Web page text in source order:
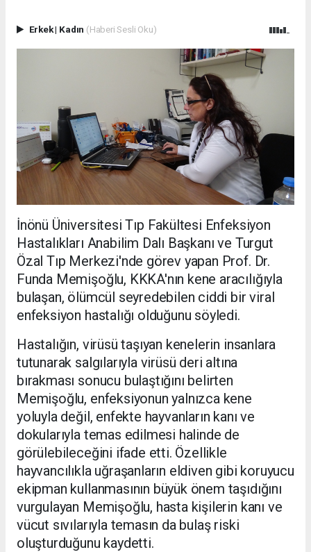
Erkek| Kadın (Haberi Sesli Oku)
İnönü Üniversitesi Tıp Fakültesi Enfeksiyon
Hastalıkları Anabilim Dalı Başkanı ve Turgut
Özal Tıp Merkezi'nde görev yapan Prof. Dr.
Funda Memişoğlu, KKKA'nın kene aracılığıyla
bulaşan, ölümcül seyredebilen ciddi bir viral
enfeksiyon hastalığı olduğunu söyledi.
Hastalığın, virüsü taşıyan kenelerin insanlara
tutunarak salgılarıyla virüsü deri altına
bırakması sonucu bulaştığını belirten
Memişoğlu, enfeksiyonun yalnızca kene
yoluyla değil, enfekte hayvanların kanı ve
dokularıyla temas edilmesi halinde de
görülebileceğini ifade etti. Özellikle
hayvancılıkla uğraşanların eldiven gibi koruyucu
ekipman kullanmasının büyük önem taşıdığını
vurgulayan Memişoğlu, hasta kişilerin kanı ve
vücut sıvılarıyla temasın da bulaş riski
oluşturduğunu kaydetti.